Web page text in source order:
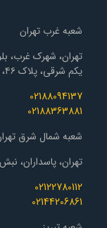
شعبه غرب تهران
تهران، شهرک غرب،
یکم شرقی، پلاک ۴۶، طبقه سوم
02188094137
02188363881
شعبه شمال شرق
تهران، پاسداران،
02122780112
02144206861